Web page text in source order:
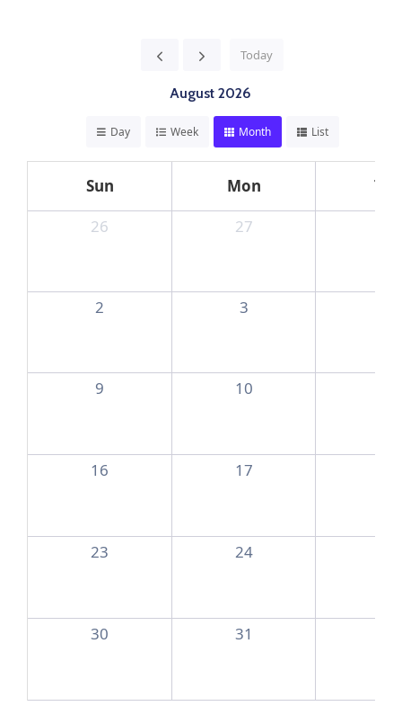
Today
August 2026
Day Week Month List
Sun Mon
Tue
26
27
2 3
9 10
16 17
23 24
30 31